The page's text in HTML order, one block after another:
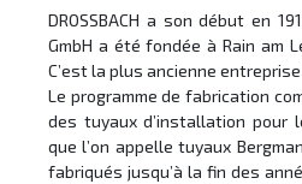
DROSSBACH a son début en
GmbH a été fondée à Rain am
C’est la plus ancienne
Le programme de fabrication
des tuyaux d’installation pour
que l’on appelle tuyaux
fabriqués jusqu’à la fin des